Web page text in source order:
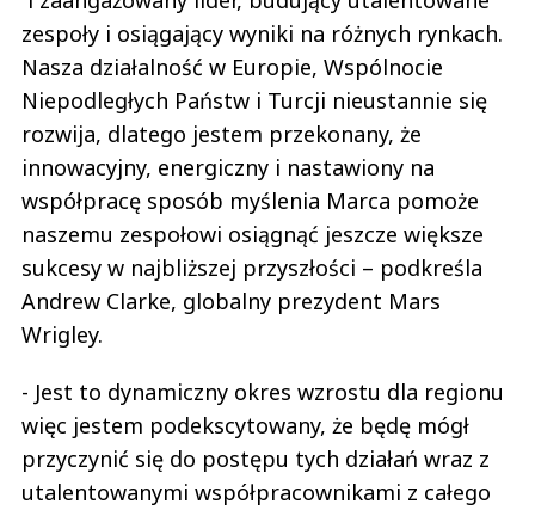
zespoły i osiągający wyniki na różnych rynkach.
Nasza działalność w Europie, Wspólnocie
Niepodległych Państw i Turcji nieustannie się
rozwija, dlatego jestem przekonany, że
innowacyjny, energiczny i nastawiony na
współpracę sposób myślenia Marca pomoże
naszemu zespołowi osiągnąć jeszcze większe
sukcesy w najbliższej przyszłości – podkreśla
Andrew Clarke, globalny prezydent Mars
Wrigley.
- Jest to dynamiczny okres wzrostu dla regionu
więc jestem podekscytowany, że będę mógł
przyczynić się do postępu tych działań wraz z
utalentowanymi współpracownikami z całego